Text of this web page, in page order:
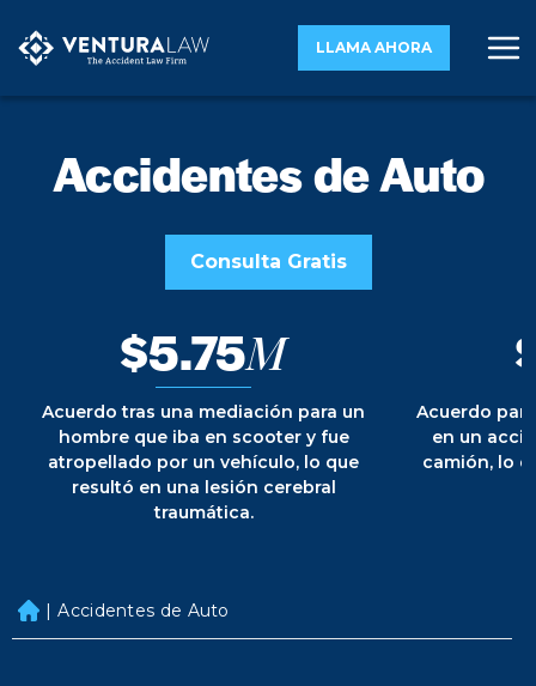
LLAMA AHORA
Accidentes de Auto
Consulta Gratis
$5.75M
Acuerdo tras una mediación para un
hombre que iba en scooter y fue
atropellado por un vehículo, lo que
resultó en una lesión cerebral
traumática.
Acuerdo
en un
camión, lo
H
o
| Accidentes de Auto